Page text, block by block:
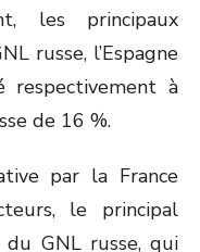
les principaux
russe, l’Espagne
à
de 16 %.
par la France
le principal
GNL russe, qui